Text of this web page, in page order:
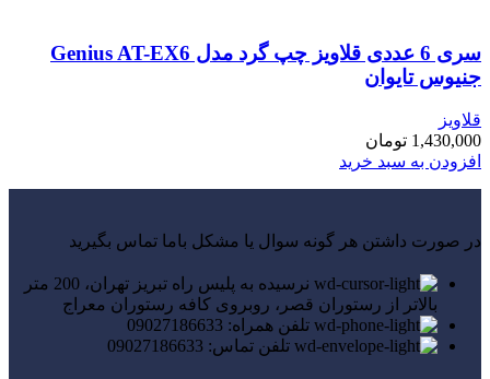
سری 6 عددی قلاویز چپ گرد مدل Genius AT-EX6
جنیوس تایوان
قلاویز
1,430,000 تومان
افزودن به سبد خرید
در صورت داشتن هر گونه سوال یا مشکل باما تماس بگیرید
نرسیده به پلیس راه تبریز تهران، 200 متر
بالاتر از رستوران قصر، روبروی کافه رستوران معراج
تلفن همراه: 09027186633
تلفن تماس: 09027186633